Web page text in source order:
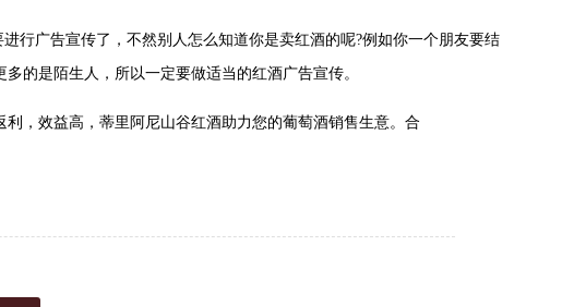
广告宣传了，不然别人怎么知道你是卖红酒的呢?例如你一个朋友要结
的是陌生人，所以一定要做适当的红酒广告宣传。
，效益高，蒂里阿尼山谷红酒助力您的葡萄酒销售生意。合